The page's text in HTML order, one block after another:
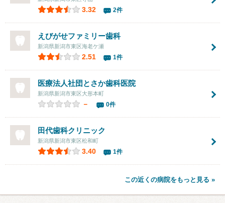
3.32 2件
えびがせファミリー歯科
新潟県新潟市東区海老ケ瀬
2.51 1件
医療法人社団 とさか歯科医院
新潟県新潟市東区大形本町
－ 0件
田代歯科クリニック
新潟県新潟市東区松和町
3.40 1件
この近くの病院をもっと見る »